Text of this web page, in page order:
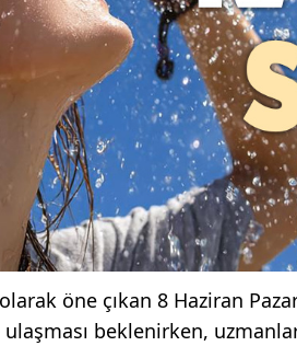
öne çıkan 8 Haziran
ulaşması beklenirken,